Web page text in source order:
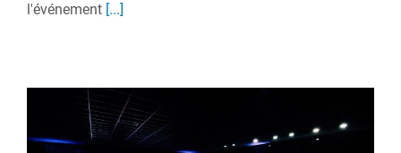
l'événement [...]